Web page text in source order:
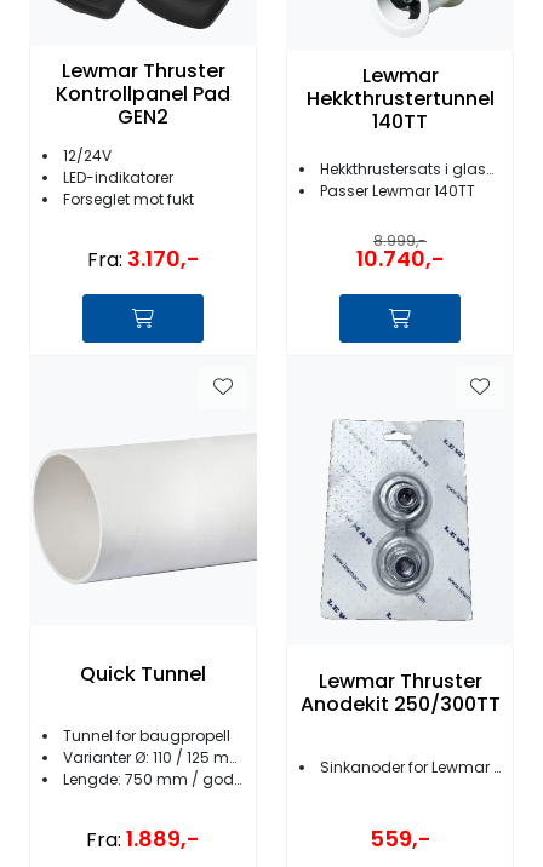
Lewmar Thruster
Kontrollpanel Pad
GEN2
12/24V
LED-indikatorer
Forseglet mot fukt
Fra: 3.170,-
Lewmar
Hekkthrustertunnel
140TT
Hekkthrustersats i glassfiber
Passer Lewmar 140TT
8.999,-
10.740,-
Quick Tunnel
Tunnel for baugpropell
Varianter Ø: 110 / 125 mm
Lengde: 750 mm / godstykkelse 5mm
Fra: 1.889,-
Lewmar Thruster
Anodekit 250/300TT
Sinkanoder for Lewmar 250/300TT
559,-